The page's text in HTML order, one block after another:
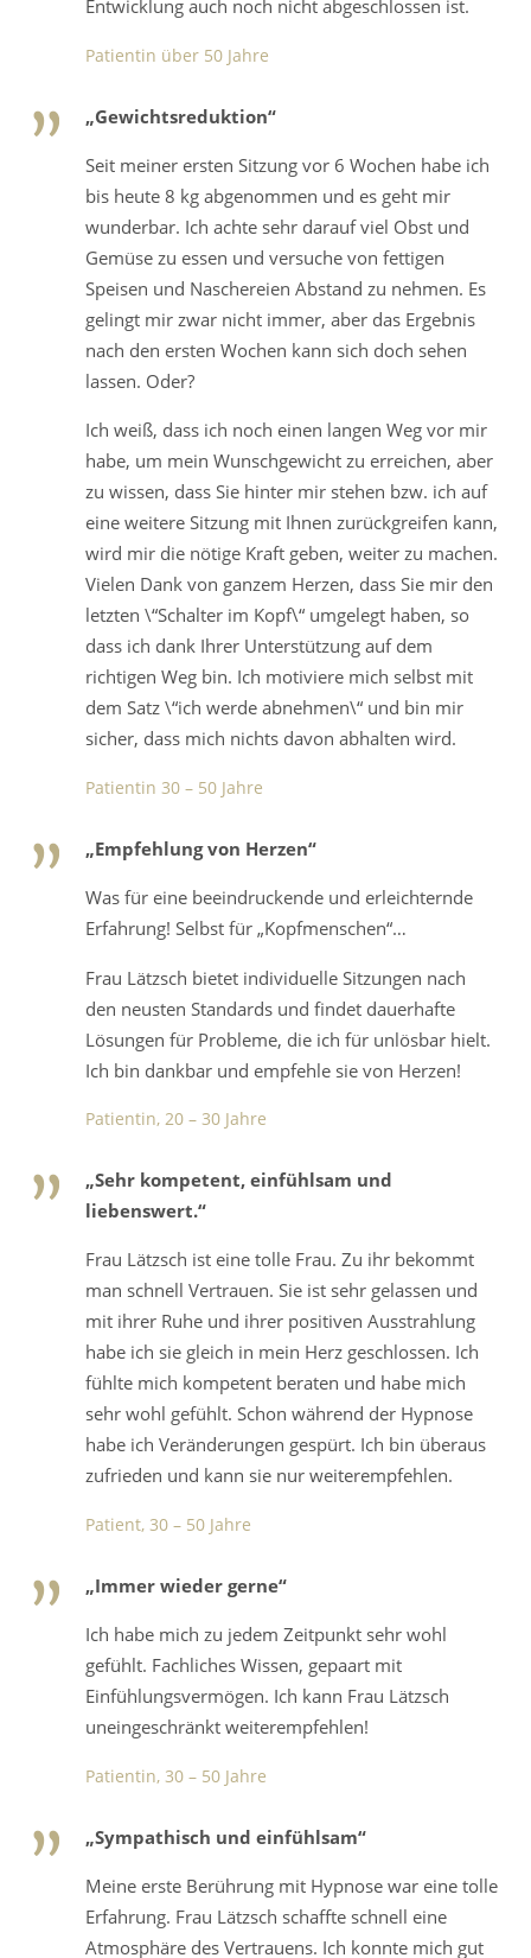
Entwicklung auch noch nicht abgeschlossen ist.
Patientin über 50 Jahre
„Gewichtsreduktion“
Seit meiner ersten Sitzung vor 6 Wochen habe ich
bis heute 8 kg abgenommen und es geht mir
wunderbar. Ich achte sehr darauf viel Obst und
Gemüse zu essen und versuche von fettigen
Speisen und Naschereien Abstand zu nehmen. Es
gelingt mir zwar nicht immer, aber das Ergebnis
nach den ersten Wochen kann sich doch sehen
lassen. Oder?
Ich weiß, dass ich noch einen langen Weg vor mir
habe, um mein Wunschgewicht zu erreichen, aber
zu wissen, dass Sie hinter mir stehen bzw. ich auf
eine weitere Sitzung mit Ihnen zurückgreifen kann,
wird mir die nötige Kraft geben, weiter zu machen.
Vielen Dank von ganzem Herzen, dass Sie mir den
letzten \“Schalter im Kopf\“ umgelegt haben, so
dass ich dank Ihrer Unterstützung auf dem
richtigen Weg bin. Ich motiviere mich selbst mit
dem Satz \“ich werde abnehmen\“ und bin mir
sicher, dass mich nichts davon abhalten wird.
Patientin 30 – 50 Jahre
„Empfehlung von Herzen“
Was für eine beeindruckende und erleichternde
Erfahrung! Selbst für „Kopfmenschen“…
Frau Lätzsch bietet individuelle Sitzungen nach
den neusten Standards und findet dauerhafte
Lösungen für Probleme, die ich für unlösbar hielt.
Ich bin dankbar und empfehle sie von Herzen!
Patientin, 20 – 30 Jahre
„Sehr kompetent, einfühlsam und
liebenswert.“
Frau Lätzsch ist eine tolle Frau. Zu ihr bekommt
man schnell Vertrauen. Sie ist sehr gelassen und
mit ihrer Ruhe und ihrer positiven Ausstrahlung
habe ich sie gleich in mein Herz geschlossen. Ich
fühlte mich kompetent beraten und habe mich
sehr wohl gefühlt. Schon während der Hypnose
habe ich Veränderungen gespürt. Ich bin überaus
zufrieden und kann sie nur weiterempfehlen.
Patient, 30 – 50 Jahre
„Immer wieder gerne“
Ich habe mich zu jedem Zeitpunkt sehr wohl
gefühlt. Fachliches Wissen, gepaart mit
Einfühlungsvermögen. Ich kann Frau Lätzsch
uneingeschränkt weiterempfehlen!
Patientin, 30 – 50 Jahre
„Sympathisch und einfühlsam“
Meine erste Berührung mit Hypnose war eine tolle
Erfahrung. Frau Lätzsch schaffte schnell eine
Atmosphäre des Vertrauens. Ich konnte mich gut